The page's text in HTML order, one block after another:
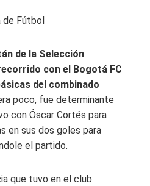
de Fútbol
de la Selección
con el Bogotá FC
del combinado
poco, fue determinante
con Óscar Cortés para
en sus dos goles para
el partido.
que tuvo en el club